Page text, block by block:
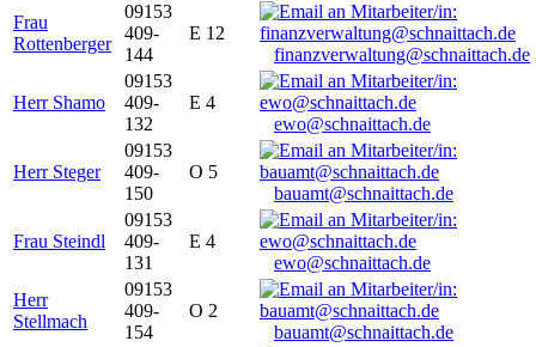
Frau
Rottenberger
09153
409-
144
E 12
finanzverwaltung@schnaittach.de
Herr Shamo
09153
409-
132
E 4
ewo@schnaittach.de
Herr Steger
09153
409-
150
O 5
bauamt@schnaittach.de
Frau Steindl
09153
409-
131
E 4
ewo@schnaittach.de
Herr
Stellmach
09153
409-
154
O 2
bauamt@schnaittach.de